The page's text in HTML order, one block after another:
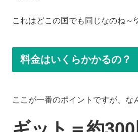
これはどこの国でも同じなのね～
料金はいくらかかるの？
ここが一番のポイントですが、な